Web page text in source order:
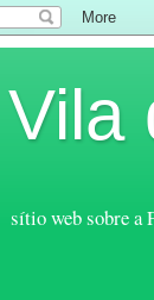
Vila
sítio web sobre a